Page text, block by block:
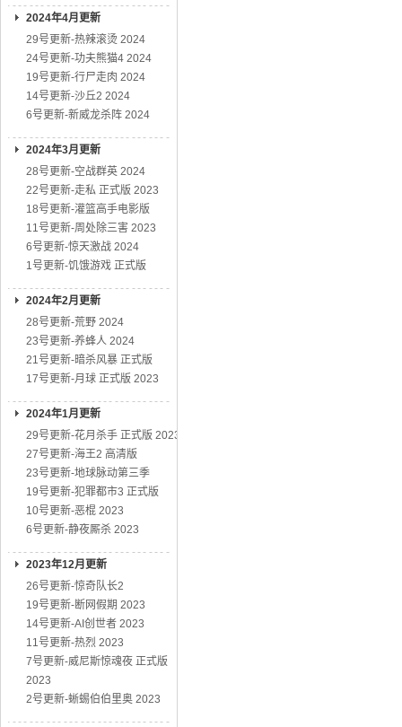
2024年4月更新
29号更新-热辣滚烫 2024
24号更新-功夫熊猫4 2024
19号更新-行尸走肉 2024
14号更新-沙丘2 2024
6号更新-新威龙杀阵 2024
2024年3月更新
28号更新-空战群英 2024
22号更新-走私 正式版 2023
18号更新-灌篮高手电影版
11号更新-周处除三害 2023
6号更新-惊天激战 2024
1号更新-饥饿游戏 正式版
2024年2月更新
28号更新-荒野 2024
23号更新-养蜂人 2024
21号更新-暗杀风暴 正式版
17号更新-月球 正式版 2023
2024年1月更新
29号更新-花月杀手 正式版 2023
27号更新-海王2 高清版
23号更新-地球脉动第三季
19号更新-犯罪都市3 正式版
10号更新-恶棍 2023
6号更新-静夜厮杀 2023
2023年12月更新
26号更新-惊奇队长2
19号更新-断网假期 2023
14号更新-AI创世者 2023
11号更新-热烈 2023
7号更新-威尼斯惊魂夜 正式版
2023
2号更新-蜥蜴伯伯里奥 2023